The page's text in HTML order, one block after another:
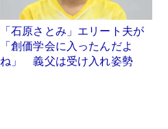
「石原さとみ」エリート夫が
「創価学会に入ったんだよ
ね」 義父は受け入れ姿勢